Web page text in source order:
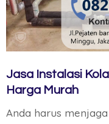
Jasa Instalasi
Harga Murah
Anda harus